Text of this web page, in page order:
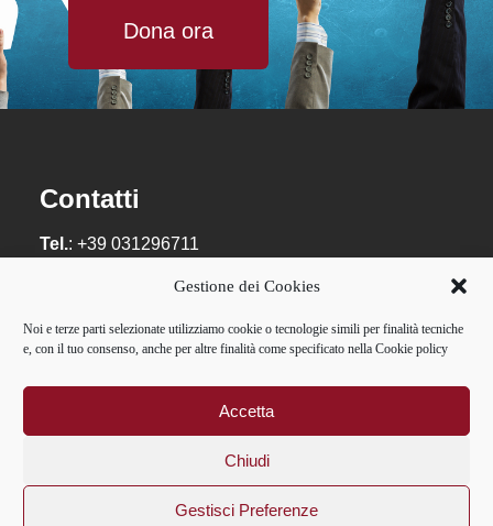
Gestione dei Cookies
Noi e terze parti selezionate utilizziamo cookie o tecnologie simili per finalità tecniche
e, con il tuo consenso, anche per altre finalità come specificato nella Cookie policy
Accetta
Chiudi
Gestisci Preferenze
Dona ora
Contatti
Tel.: +39 031296711
info@guanellacomo.it
Privacy:
privacy@guanellacomo.it
Casa Divina Provvidenza – Opera don Guanella